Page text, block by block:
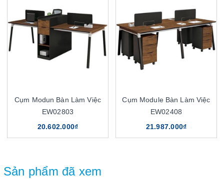
Cụm Modun Bàn Làm Việc
EW02803
20.602.000₫
Cụm Module Bàn Làm Việc
EW02408
21.987.000₫
Sản phẩm đã xem